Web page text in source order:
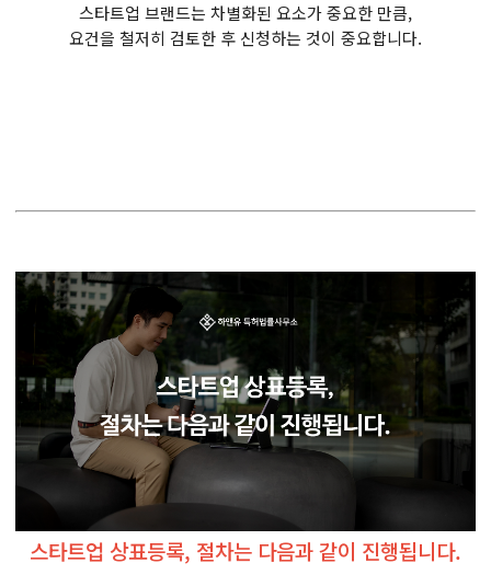
스타트업 브랜드는 차별화된 요소가 중요한 만큼,
요건을 철저히 검토한 후 신청하는 것이 중요합니다.
스타트업 상표등록, 절차는 다음과 같이 진행됩니다.